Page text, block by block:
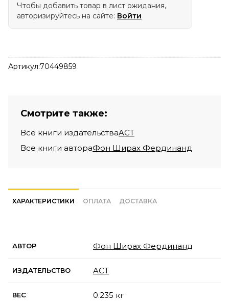
Чтобы добавить товар в лист ожидания,
авторизируйтесь на сайте: Войти
Артикул:70449859
Смотрите также:
Все книги издательстваACT
Все книги автораФон Ширах Фердинанд
ХАРАКТЕРИСТИКИ ОПЛАТА ДОСТАВКА
АВТОР Фон Ширах Фердинанд
ИЗДАТЕЛЬСТВО ACT
ВЕС 0.235 кг